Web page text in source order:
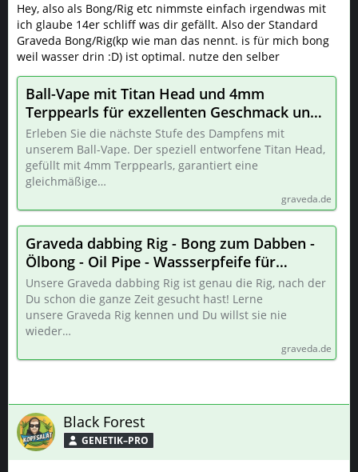
Hey, also als Bong/Rig etc nimmste einfach irgendwas mit
ich glaube 14er schliff was dir gefällt. Also der Standard
Graveda Bong/Rig(kp wie man das nennt. is für mich bong
weil wasser drin :D) ist optimal. nutze den selber
Ball-Vape mit Titan Head und 4mm
Terppearls für exzellenten Geschmack und
Dampf Vaporizer für Cannabis 14mm | Ball-
Vape GV97
Erleben Sie die nächste Stufe des Dampfens mit
unserem Ball-Vape. Der speziell entworfene Titan Head,
gefüllt mit 4mm Terppearls, garantiert eine
gleichmäßige…
graveda.de
Graveda dabbing Rig - Bong zum Dabben -
Ölbong - Oil Pipe - Wassserpfeife für
Konzentrate | GV-Rig
Unsere Graveda dabbing Rig ist genau die Rig, nach der
Du schon die ganze Zeit gesucht hast! Lerne
unsere Graveda Rig kennen und Du willst sie nie
wieder…
graveda.de
Black Forest
GENETIK–PRO